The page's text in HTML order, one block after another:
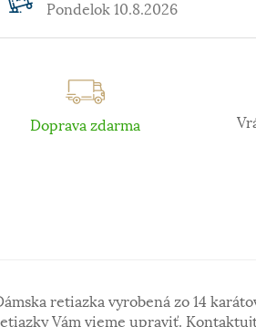
Pondelok 10.8.2026
Doprava zdarma
retiazka vyrobená zo 14
Vám vieme upraviť.